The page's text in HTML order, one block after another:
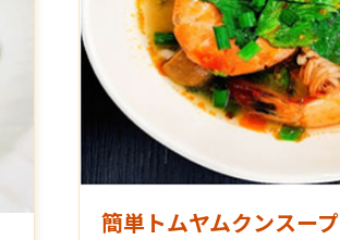
簡単トムヤムクンスープ